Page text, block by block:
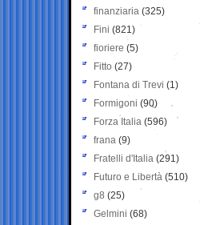
finanziaria (325)
Fini (821)
fioriere (5)
Fitto (27)
Fontana di Trevi (1)
Formigoni (90)
Forza Italia (596)
frana (9)
Fratelli d'Italia (291)
Futuro e Libertà (510)
g8 (25)
Gelmini (68)